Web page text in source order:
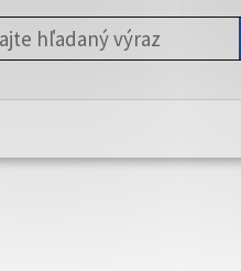
stránka vždy začína
sídla.
NA NOVEJ KARTE
NA NOVEJ KARTE
OTVORÍ NA NOVEJ KARTE